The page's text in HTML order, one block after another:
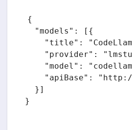
{
  "models": [{
"title":
"provider":
"model":
"apiBase":
  }]